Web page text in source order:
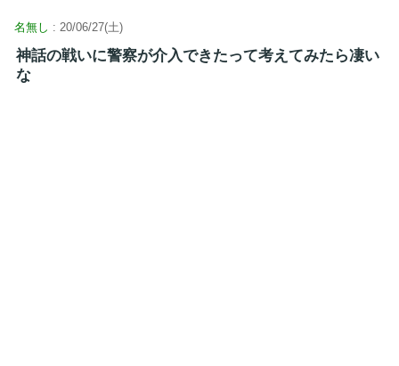
名無し : 20/06/27(土)
神話の戦いに警察が介入できたって考えてみたら凄い
な